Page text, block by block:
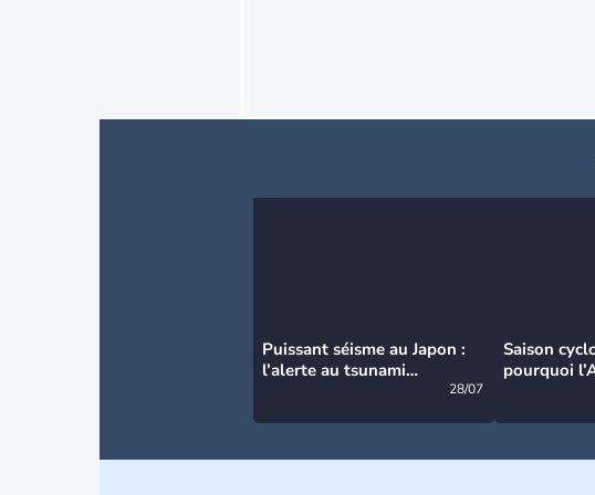
Puissant séisme au Japon :
l’alerte au tsunami
28/07
Saison
pourquoi